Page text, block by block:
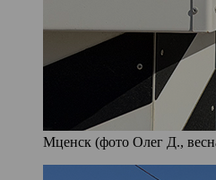
Мценск (фото Олег Д.,